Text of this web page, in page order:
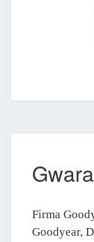
Firma
Goodyear,